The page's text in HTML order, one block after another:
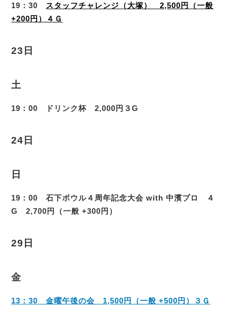
19：30 スタッフチャレンジ（大塚） 2,500円（一般
+200円）４Ｇ
23日
土
19：00 ドリンク杯 2,000円３G
24日
日
19：00 石下ボウル４周年記念大会 with 中濱プロ ４
G 2,700円（一般 +300円）
29日
金
13：30 金曜午後の会 1,500円（一般 +500円）３Ｇ